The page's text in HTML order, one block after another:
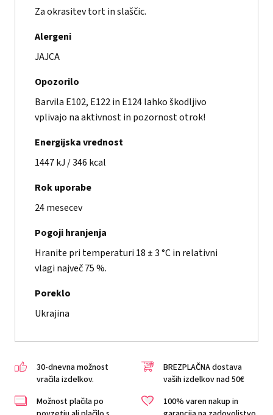
Za okrasitev tort in slaščic.
Alergeni
JAJCA
Opozorilo
Barvila E102, E122 in E124 lahko škodljivo
vplivajo na aktivnost in pozornost otrok!
Energijska vrednost
1447 kJ / 346 kcal
Rok uporabe
24 mesecev
Pogoji hranjenja
Hranite pri temperaturi 18 ± 3 °C in relativni
vlagi največ 75 %.
Poreklo
Ukrajina
30-dnevna možnost
vračila izdelkov.
BREZPLAČNA dostava
vaših izdelkov nad 50€
Možnost plačila po
100% varen nakup in